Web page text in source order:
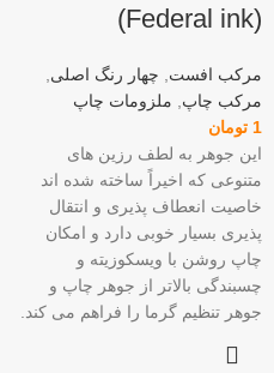
(Federal ink)
مرکب افست, چهار رنگ اصلی,
مرکب چاپ, ملزومات چاپ
1 تومان
این جوهر به لطف رزین های
متنوعی که اخیراً ساخته شده اند
خاصیت انعطاف پذیری و انتقال
پذیری بسیار خوبی دارد و امکان
چاپ روشن با ویسکوزیته و
چسبندگی بالاتر از جوهر چاپ و
جوهر تنظیم گرما را فراهم می کند.